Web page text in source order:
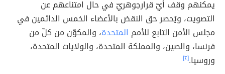
يمكنهم وقف أيّ قرارجوهريّ في حال امتناعهم عن
التصويت، ويُحصر حق النقض بالأعضاء الخمس الدائمين في
مجلس الأمن التابع للأمم المتحدة، والمكوّن من كلّ من
فرنسا، والصين، والمملكة المتحدة، والولايات المتحدة،
وروسيا.[٢]